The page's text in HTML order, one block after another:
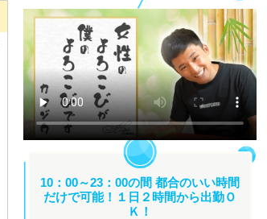
10：00～23：00の間 都合のいい時間
だけで可能！１日２時間から出勤Ｏ
Ｋ！